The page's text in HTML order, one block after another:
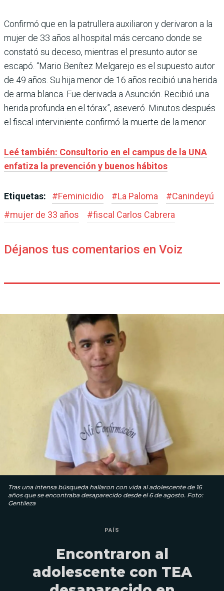
Confirmó que en la patrullera auxiliaron y derivaron a la
mujer de 33 años al hospital más cercano donde se
constató su deceso, mientras el presunto autor se
escapó. “Mario Benítez Melgarejo es el supuesto autor
de 49 años. Su hija menor de 16 años recibió una herida
de arma blanca. Fue derivada a Asunción. Recibió una
herida profunda en el tórax”, aseveró. Minutos después
el fiscal interviniente confirmó la muerte de la menor.
Leé también: Consultorio en el campus de la UNA
enfatiza la prevención y buenos hábitos
Etiquetas: #Feminicidio #La Paloma #Canindeyú
#mujer de 33 años #fiscal Carlos Cabrera
Déjanos tus comentarios en Voiz
Tras una intensa búsqueda hallaron con vida al adolescente de 16
años que se encontraba desaparecido desde el 6 de agosto. Foto:
Gentileza
PAÍS
Encontraron al
adolescente con TEA